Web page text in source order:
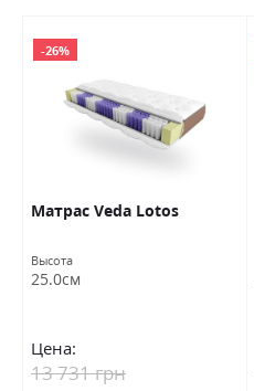
-26%
Матраc Veda Lotos
Высота
25.0см
Цена:
13 731 грн